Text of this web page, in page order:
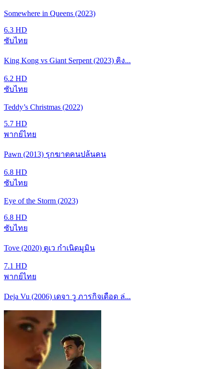
Somewhere in Queens (2023)
6.3 HD
ซับไทย
King Kong vs Giant Serpent (2023) คิง...
6.2 HD
ซับไทย
Teddy’s Christmas (2022)
5.7 HD
พากย์ไทย
Pawn (2013) รุกฆาตคนปล้นคน
6.8 HD
ซับไทย
Eye of the Storm (2023)
6.8 HD
ซับไทย
Tove (2020) ตูเว กำเนิดมูมิน
7.1 HD
พากย์ไทย
Deja Vu (2006) เดจา วู ภารกิจเดือด ล่...